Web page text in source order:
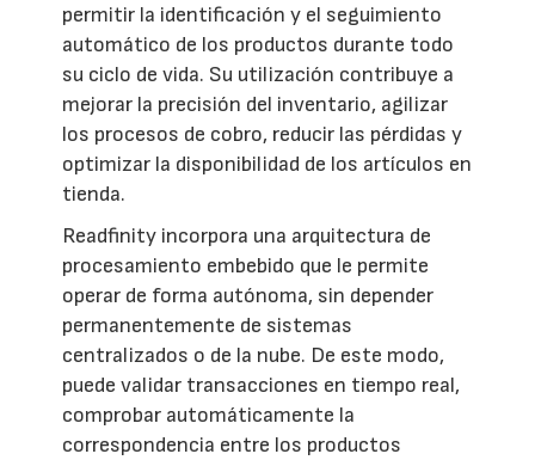
permitir la identificación y el seguimiento
automático de los productos durante todo
su ciclo de vida. Su utilización contribuye a
mejorar la precisión del inventario, agilizar
los procesos de cobro, reducir las pérdidas y
optimizar la disponibilidad de los artículos en
tienda.
Readfinity incorpora una arquitectura de
procesamiento embebido que le permite
operar de forma autónoma, sin depender
permanentemente de sistemas
centralizados o de la nube. De este modo,
puede validar transacciones en tiempo real,
comprobar automáticamente la
correspondencia entre los productos